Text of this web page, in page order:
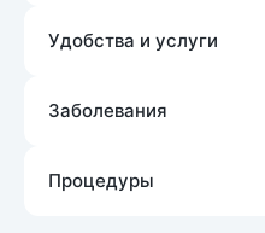
Удобства и услуги
Заболевания
Процедуры